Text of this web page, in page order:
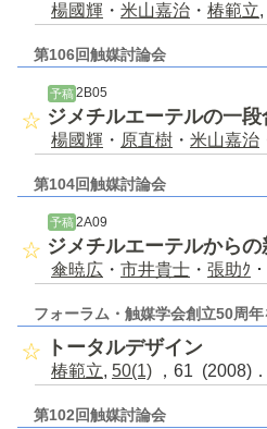
楊國輝 ・ 米山嘉治 ・ 椿範立,
第106回触媒討論会
予稿2B05
ジメチルエーテルの一
楊國輝 ・ 原直樹 ・ 米山嘉治
第104回触媒討論会
予稿 2A09
ジメチルエーテルから
傘暁広 ・ 市井貴士 ・ 張助ｸ ・
フォーラム・触媒学会創立50周
トータルデザイン
椿範立, 50(1) ，61 (2008)．
第102回触媒討論会